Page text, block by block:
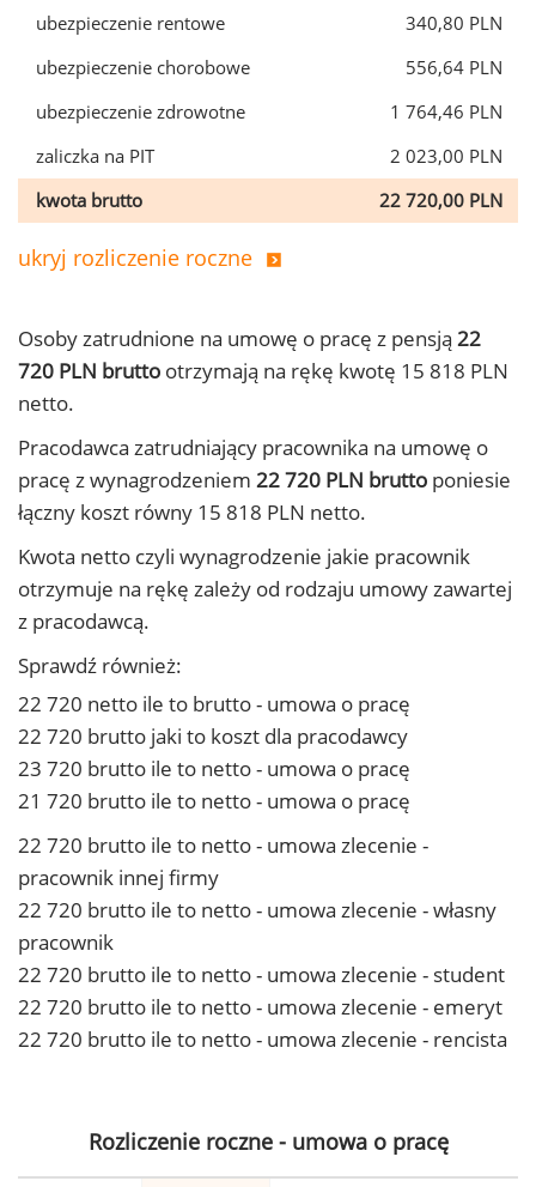
ubezpieczenie rentowe
340,80 PLN
ubezpieczenie chorobowe
556,64 PLN
ubezpieczenie zdrowotne
1 764,46 PLN
zaliczka na PIT
2 023,00 PLN
kwota brutto
22 720,00 PLN
ukryj rozliczenie roczne
Osoby zatrudnione na umowę o pracę z pensją 22
720 PLN brutto otrzymają na rękę kwotę 15 818 PLN
netto.
Pracodawca zatrudniający pracownika na umowę o
pracę z wynagrodzeniem 22 720 PLN brutto poniesie
łączny koszt równy 15 818 PLN netto.
Kwota netto czyli wynagrodzenie jakie pracownik
otrzymuje na rękę zależy od rodzaju umowy zawartej
z pracodawcą.
Sprawdź również:
22 720 netto ile to brutto - umowa o pracę
22 720 brutto jaki to koszt dla pracodawcy
23 720 brutto ile to netto - umowa o pracę
21 720 brutto ile to netto - umowa o pracę
22 720 brutto ile to netto - umowa zlecenie -
pracownik innej firmy
22 720 brutto ile to netto - umowa zlecenie - własny
pracownik
22 720 brutto ile to netto - umowa zlecenie - student
22 720 brutto ile to netto - umowa zlecenie - emeryt
22 720 brutto ile to netto - umowa zlecenie - rencista
Rozliczenie roczne - umowa o pracę